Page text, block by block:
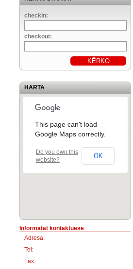
checkin:
checkout:
HARTA
This page can't load
Google Maps correctly.
Do you own this
website?
OK
Informatat kontaktuese
Adresa:
Tel:
Fax: